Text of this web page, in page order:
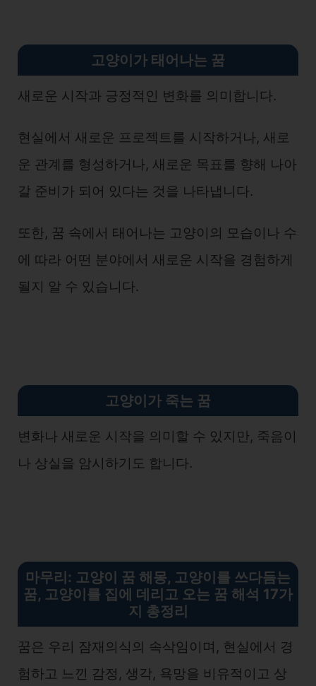
고양이가 태어나는 꿈
새로운 시작과 긍정적인 변화를 의미합니다.
현실에서 새로운 프로젝트를 시작하거나, 새로
운 관계를 형성하거나, 새로운 목표를 향해 나아
갈 준비가 되어 있다는 것을 나타냅니다.
또한, 꿈 속에서 태어나는 고양이의 모습이나 수
에 따라 어떤 분야에서 새로운 시작을 경험하게
될지 알 수 있습니다.
고양이가 죽는 꿈
변화나 새로운 시작을 의미할 수 있지만, 죽음이
나 상실을 암시하기도 합니다.
마무리: 고양이 꿈 해몽, 고양이를 쓰다듬는
꿈, 고양이를 집에 데리고 오는 꿈 해석 17가
지 총정리
꿈은 우리 잠재의식의 속삭임이며, 현실에서 경
험하고 느낀 감정, 생각, 욕망을 비유적이고 상